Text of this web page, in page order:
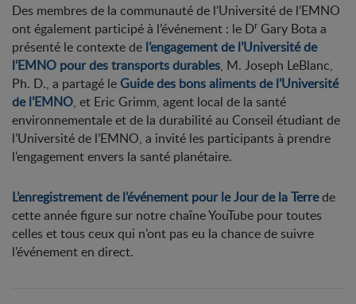
Des membres de la communauté de l’Université de l’EMNO
ont également participé à l’événement : le DrGary Bota a
présenté le contexte de l’engagement de l’Université de
l’EMNO pour des transports durables, M. Joseph LeBlanc,
Ph. D., a partagé leGuide des bons aliments de l’Université
de l’EMNO, et Eric Grimm, agent local de la santé
environnementale et de la durabilité au Conseil étudiant de
l’Université de l’EMNO, a invité les participants à prendre
l’engagement envers la santé planétaire.
L’enregistrement de l’événement pour le Jour de la Terrede
cette année figure sur notre chaîne YouTube pour toutes
celles et tous ceux qui n’ont pas eu la chance de suivre
l’événement en direct.